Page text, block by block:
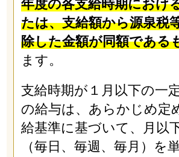
年度の各支給時期におけ
たは、支給額から源泉税
除した金額が同額である
ます。
支給時期が１月以下の一
の給与は、あらかじめ定
給基準に基づいて、月以
（毎日、毎週、毎月）を